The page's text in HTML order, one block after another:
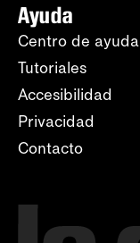
Ayuda
Centro de ayuda
Tutoriales
Accesibilidad
Privacidad
Contacto